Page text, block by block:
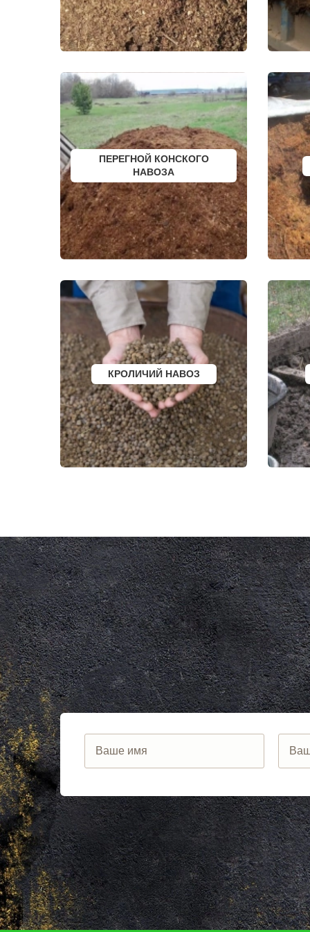
ДРЕЗНА
ДРУЖБА
ДУБКИ
ДУБНА
ДУБОВАЯ РОЩА
ЖЕЛЕЗНОДОРОЖНЫЙ
ЖИЛЕВО
ЖУКОВСКИЙ
ЗАГОРЯНСКИЙ
ЗАПРУДНЯ
ЗАРАЙСК
ЗАРЕЧЬЕ
ЗВЕНИГОРОД
ЗЕЛЕНОГРАД
ЗЕЛЕНОГРАДСКИЙ
ЗНАМЯ ОКТЯБРЯ
ИВАНТЕЕВКА
ИКША
ИСТРА
КАЛИНИНЕЦ
КАШИРА
КИЕВСКИЙ
КЛИМОВСК
КЛЯЗЬМА
КНУТОВО
КОЖИНО
КОКОШКИНО
КОЛЮБАКИНО
КОММУНАРКА
КОНСТАНТИНОВО
КОРЕНЕВО
КОРОЛЕВ
КОСИНО
КОТЕЛЬНИКИ
КРАСКОВО
КРАСНАЯ ПАХРА
КРАСНОАРМЕЙСК
КРАСНОГОРСК
КРАСНОЗАВОДСК
КРАСНОЗНАМЕНСК
ЛЕТОВО
ЛИКИНО-ДУЛЕВО
ЛОБАНОВО
ЛОБНЯ
ЛОПАТИНСКИЙ
ЛОСИНО-ПЕТРОВСКИЙ
ЛОТОШИНО
ЛУКИНО
ЛУНЕВО
ЛУХОВИЦЫ
ЛЫТКАРИНО
ЛЬВОВСКИЙ
ЛЮБЕРЦЫ
ЛЮБУЧАНЫ
МАЛАХОВКА
МАЛИНО
МАМЫРИ
МЕНДЕЛЕЕВО
МЕШКОВО
МИХНЕВО
МОЛОДЕЖНЫЙ
МОЛОКОВО
МОНИНО
МОСКОВСКИЙ
МУХАНОВО
МЫТИЩИ
НАРО-ФОМИНСК
НАХАБИНО
НЕКРАСОВКА
НЕКРАСОВСКИЙ
НЕМЧИНОВКА
НИЖНЕЕ ВАЛУЕВО
СОФРИНО
СОФЬИНО
СТАРАЯ
СТАРБЕЕВО
СТАРЫЙ
СТУПИНО
СХОДНЯ
СЫЧЕВО
ТАЛДОМ
ТЕМПЫ
ТИШКОВО
ТОМИЛИНО
ТРОИЦК
ТРОИЦКОЕ
ТУПИКОВО
ТУЧКОВО
УВАРОВКА
УДЕЛЬНАЯ
УЗУНОВО
ФРЯЗИНО
ФРЯНОВО
ХИМКИ
ХОРЛОВО
ХОТЬКОВО
ЧЕРЕПОВО
ЧЕРКИЗОВО
ЧЕРНОЕ
ЧЕРУСТИ
ЧЕХОВ
ШАРАПОВО
ШАТУРА
ШАТУРТОРФ
ЮПИТЕР
ЯХРОМА
АНАПА
КРАСНОДАР
ВОРОНЕЖ
ИРКУТСК
РОСТОВ
САМАРА
НЕЯ
ВОЛГОГРАД
НИЖНИЙ
УФА
САНКТ-
КАЗАНЬ
ТЮМЕНЬ
ТУЛА
ПЕНЗА
ЯРОСЛАВЛЬ
БАРНАУЛ
ОМСК
БЕЛГОРОД
ЛИПЕЦК
СОЧИ
ИЖЕВСК
ТВЕРЬ
ПЕРЕГНОЙ КОНСКОГО
НАВОЗА
КРОЛИЧИЙ НАВОЗ